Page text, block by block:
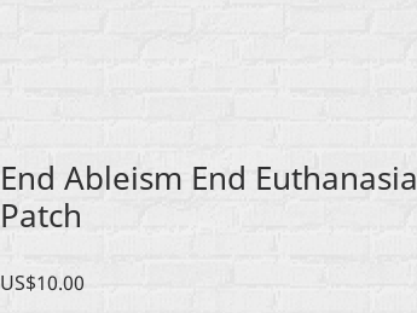
End Ableism End Euthanasia
Patch
US$10.00